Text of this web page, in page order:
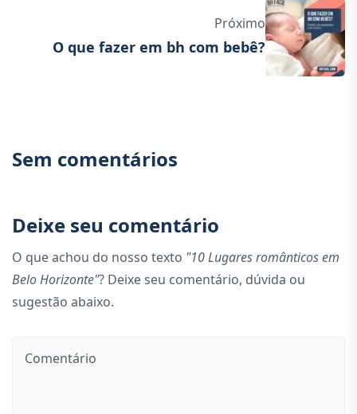
Próximo
O que fazer em bh com bebê?
Sem comentários
Deixe seu comentário
O que achou do nosso texto "10 Lugares românticos em
Belo Horizonte"? Deixe seu comentário, dúvida ou
sugestão abaixo.